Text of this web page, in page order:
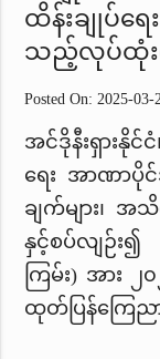
ထိန်းချုပ်ရေ
သည့်လုပ်ထုံးလု
Posted On: 2025-03-
အင်ဒိုနီးရှားနို
ရေး အာဏာ
ချက်များ၊ အ
နှင့်စပ်လျဉ်
ကြမ်း) အား
ထုတ်ပြန်ကြေည